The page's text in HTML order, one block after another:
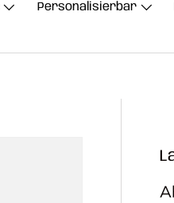
Personalisierbar